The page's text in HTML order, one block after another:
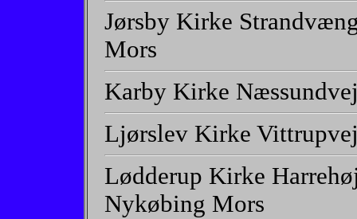
Jørsby Kirke
Mors
Karby Kirke
Ljørslev Kirke
Lødderup Kirke
Nykøbing Mors